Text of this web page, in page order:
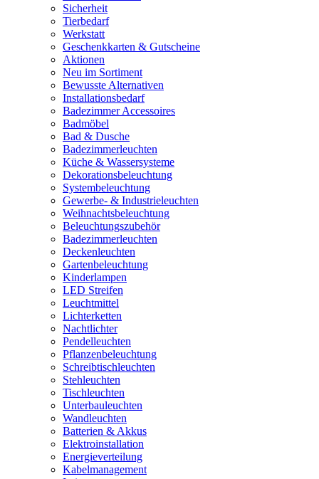
Sicherheit
Tierbedarf
Werkstatt
Geschenkkarten & Gutscheine
Aktionen
Neu im Sortiment
Bewusste Alternativen
Installationsbedarf
Badezimmer Accessoires
Badmöbel
Bad & Dusche
Badezimmerleuchten
Küche & Wassersysteme
Dekorationsbeleuchtung
Systembeleuchtung
Gewerbe- & Industrieleuchten
Weihnachtsbeleuchtung
Beleuchtungszubehör
Badezimmerleuchten
Deckenleuchten
Gartenbeleuchtung
Kinderlampen
LED Streifen
Leuchtmittel
Lichterketten
Nachtlichter
Pendelleuchten
Pflanzenbeleuchtung
Schreibtischleuchten
Stehleuchten
Tischleuchten
Unterbauleuchten
Wandleuchten
Batterien & Akkus
Elektroinstallation
Energieverteilung
Kabelmanagement